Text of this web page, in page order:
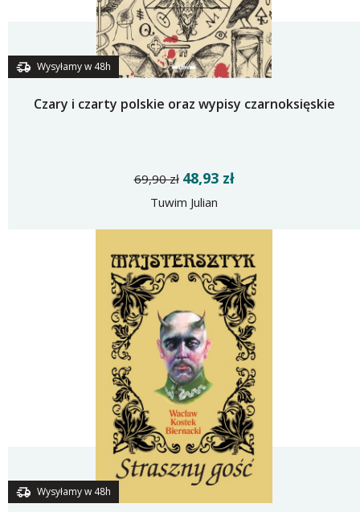
Wysyłamy w 48h
Czary i czarty polskie oraz wypisy czarnoksięskie
69,90 zł 48,93 zł
Tuwim Julian
Wysyłamy w 48h